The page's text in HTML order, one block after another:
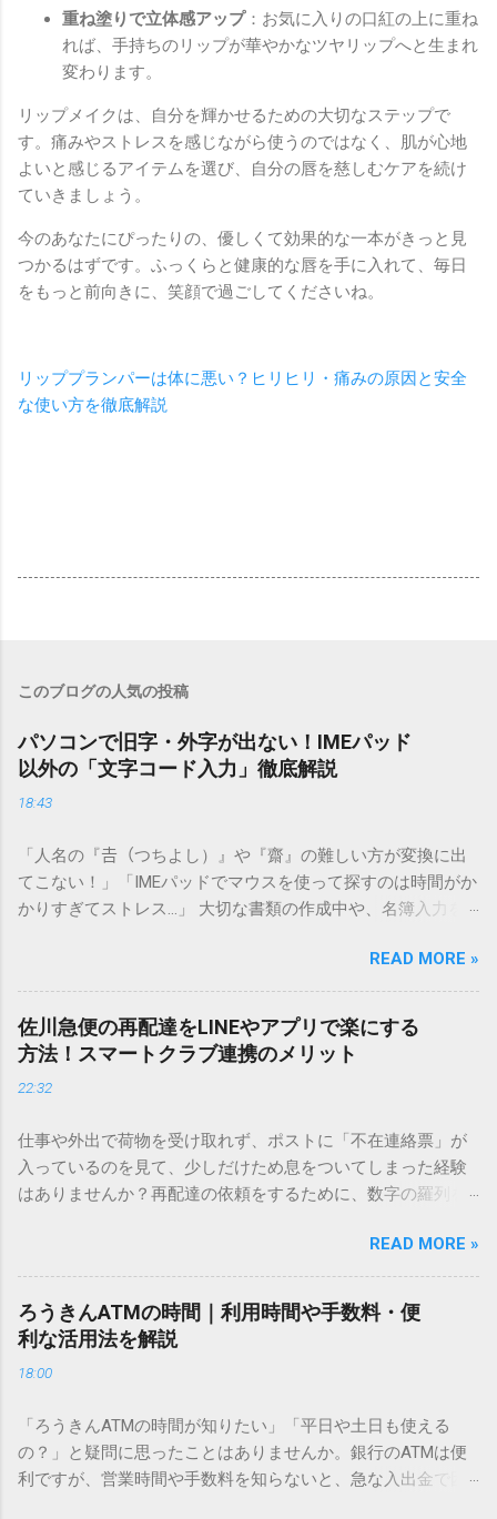
重ね塗りで立体感アップ：お気に入りの口紅の上に重ね
れば、手持ちのリップが華やかなツヤリップへと生まれ
変わります。
リップメイクは、自分を輝かせるための大切なステップで
す。痛みやストレスを感じながら使うのではなく、肌が心地
よいと感じるアイテムを選び、自分の唇を慈しむケアを続け
ていきましょう。
今のあなたにぴったりの、優しくて効果的な一本がきっと見
つかるはずです。ふっくらと健康的な唇を手に入れて、毎日
をもっと前向きに、笑顔で過ごしてくださいね。
リッププランパーは体に悪い？ヒリヒリ・痛みの原因と安全
な使い方を徹底解説
このブログの人気の投稿
パソコンで旧字・外字が出ない！IMEパッド
以外の「文字コード入力」徹底解説
18:43
「人名の『𠮷（つちよし）』や『齋』の難しい方が変換に出
てこない！」「IMEパッドでマウスを使って探すのは時間がか
かりすぎてストレス…」 大切な書類の作成中や、名簿入力を
てしまいますよね。多くの人が「IMEパッド（手書き入力）」
を使いますが、実はマウスで一画ずつ書くのは非効率です
し、似た漢字が多すぎて結局見つからないことも少なくあり
ません。 そこで今回は、IMEパッドを使わずに、特定のコー
ドを打ち込むだけで一瞬で旧字や外字、特殊記号を呼び出す
「文字コード入力」のテクニックを詳しく解説します。 この
必要はありません。 1. なぜ「変換」しても旧字・外字が出て
こないのか？ そもそも、なぜ普通の変換で出てこない漢字が
あるのでしょうか。その理由は、パソコンが文字を認識する
は、JIS規格（日本産業規格）によって「第1水準」「第2水
準」といった形で整理されています。しかし、人名や地名に
使われる非常に古い漢字（旧字）や、特定の組織だけで作ら
れた「外字」は、この一般的な変換リストに含まれていない
ン上のすべての文字には、いわば「住所」のような番号が割
り振られています。変換候補に出ない文字でも、この住所
（コード）を直接指定すれば、確実に呼び出すことができる
のです。 2. Windows標準機能！文字コードで漢字を出す「16
READ MORE »
佐川急便の再配達をLINEやアプリで楽にする
方法！スマートクラブ連携のメリット
22:32
仕事や外出で荷物を受け取れず、ポストに「不在連絡票」が
入っているのを見て、少しだけため息をついてしまった経験
はありませんか？再配達の依頼をするために、数字の羅列を
ことに申し訳なさを感じたりすることもあるかもしれませ
ん。 「もっとスムーズに、自分のタイミングで受け取りた
い」 「わざわざ電話をかけずに、スマホ一つで完結させた
い」 そんな願いを叶えてくれるのが、佐川急便の会員制サー
ビス「スマートクラブ」と、LINEや公式アプリの連携です。
これらを活用するだけで、再配達のストレスは驚くほど軽く
受け取り術と、連携による具体的なメリットを徹底解説しま
す。 佐川急便の再配達が劇的に変わる「スマートクラブ」と
は？ まず押さえておきたいのが、佐川急便の個人向け無料会
READ MORE »
ろうきんATMの時間｜利用時間や手数料・便
利な活用法を解説
18:00
「ろうきんATMの時間が知りたい」「平日や土日も使える
の？」と疑問に思ったことはありませんか。銀行のATMは便
利ですが、営業時間や手数料を知らないと、急な入出金で困